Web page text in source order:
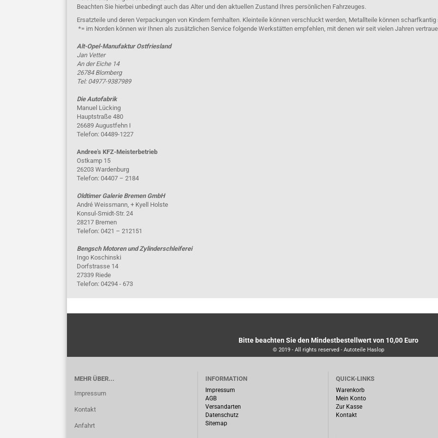
Beachten Sie hierbei unbedingt auch das Alter und den aktuellen Zustand Ihres persönlichen Fahrzeuges.
Ersatzteile und deren Verpackungen von Kindern fernhalten. Kleinteile können verschluckt werden, Metallteile können scharfkantig
*= im Norden können wir Ihnen als zusätzlichen Service folgende Werkstätten empfehlen, mit denen wir seit vielen Jahren
Alt-Opel-Manufaktur Ostfriesland
Jan Vetter
An der Eiche 14
26784 Blomberg
Tel: 04977-9387989
Die Autofabrik
Manuel Lücking
Hauptstraße 480
26689 Augustfehn I
Telefon: 04489-1227
Andree's KFZ-Meisterbetrieb
Ostkamp 15
26203 Wardenburg
Telefon: 04407 – 2184
Oldtimer Galerie Bremen GmbH
André Weissmann, + Kyell Holste
Konsul-Smidt-Str. 24
28217 Bremen
Telefon: 0421 – 212151
Bengsch Motoren und Zylinderschleiferei
Ingo Koschinski
Dorfstrasse 14
27339 Riede
Telefon: 04294 - 673
Bitte beachten Sie den Mindestbestellwert von 10,00 Euro
© 2019 - All rights reserved - Autoteile Haslop
MEHR ÜBER...
Impressum
Kontakt
Anfahrt
INFORMATION
Impressum
AGB
Versandarten
Datenschutz
Sitemap
QUICK-LINKS
Warenkorb
Mein Konto
Zur Kasse
Kontakt